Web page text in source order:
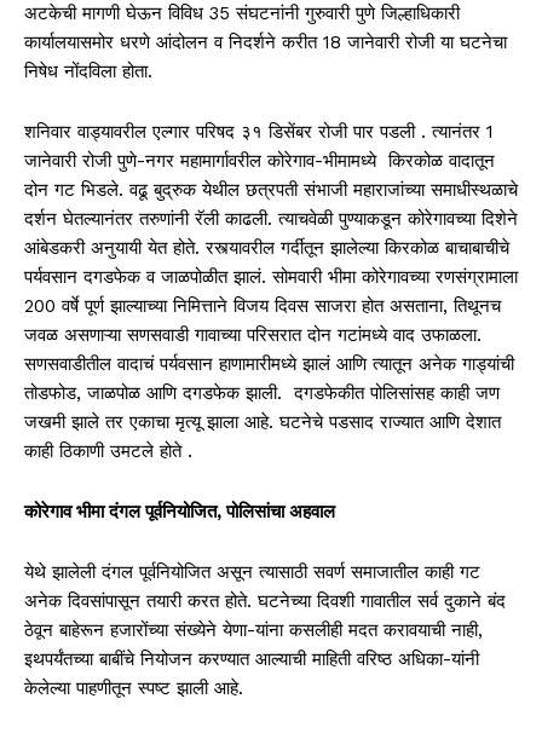
अटकेची मागणी घेऊन विविध 35 संघटनांनी गुरुवारी पुणे जिल्हाधिकारी
कार्यालयासमोर धरणे आंदोलन व निदर्शने करीत 18 जानेवारी रोजी या घटनेचा
निषेध नोंदविला होता.
शनिवार वाड्यावरील एल्गार परिषद ३१ डिसेंबर रोजी पार पडली . त्यानंतर 1
जानेवारी रोजी पुणे-नगर महामार्गावरील कोरेगाव-भीमामध्ये किरकोळ वादातून
दोन गट भिडले. वढू बुद्रुक येथील छत्रपती संभाजी महाराजांच्या समाधीस्थळाचे
दर्शन घेतल्यानंतर तरुणांनी रॅली काढली. त्याचवेळी पुण्याकडून कोरेगावच्या दिशेने
आंबेडकरी अनुयायी येत होते. रस्त्यावरील गर्दीतून झालेल्या किरकोळ बाचाबाचीचे
पर्यवसान दगडफेक व जाळपोळीत झालं. सोमवारी भीमा कोरेगावच्या रणसंग्रामाला
200 वर्षे पूर्ण झाल्याच्या निमित्ताने विजय दिवस साजरा होत असताना, तिथूनच
जवळ असणाऱ्या सणसवाडी गावाच्या परिसरात दोन गटांमध्ये वाद उफाळला.
सणसवाडीतील वादाचं पर्यवसान हाणामारीमध्ये झालं आणि त्यातून अनेक गाड्यांची
तोडफोड, जाळपोळ आणि दगडफेक झाली. दगडफेकीत पोलिसांसह काही जण
जखमी झाले तर एकाचा मृत्यू झाला आहे. घटनेचे पडसाद राज्यात आणि देशात
काही ठिकाणी उमटले होते .
कोरेगाव भीमा दंगल पूर्वनियोजित, पोलिसांचा अहवाल
येथे झालेली दंगल पूर्वनियोजित असून त्यासाठी सवर्ण समाजातील काही गट
अनेक दिवसांपासून तयारी करत होते. घटनेच्या दिवशी गावातील सर्व दुकाने बंद
ठेवून बाहेरून हजारोंच्या संख्येने येणा-यांना कसलीही मदत करावयाची नाही,
इथपर्यंतच्या बाबींचे नियोजन करण्यात आल्याची माहिती वरिष्ठ अधिका-यांनी
केलेल्या पाहणीतून स्पष्ट झाली आहे.